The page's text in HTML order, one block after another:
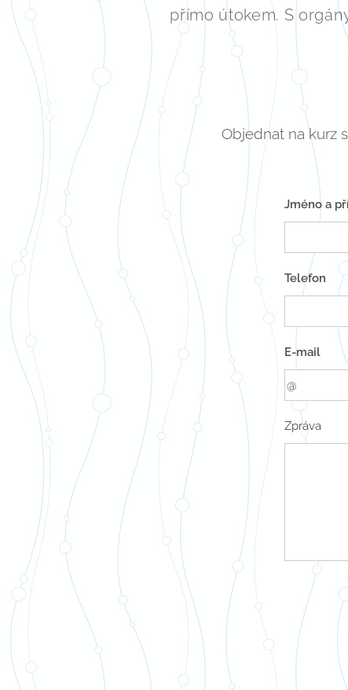
přímo útokem. S
Objednat na kurz
Jméno a
Telefon
E-mail
Zpráva